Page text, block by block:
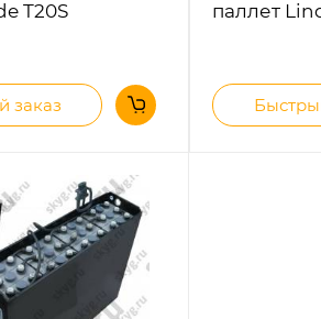
T20S
заказ
паллет